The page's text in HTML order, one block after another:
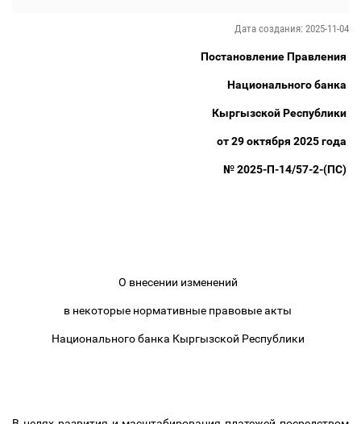
Дата создания: 2025-11-04
Постановление Правления
Национального банка
Кыргызской Республики
от 29 октября 2025 года
№ 2025-П-14/57-2-(ПС)
О внесении изменений
в некоторые нормативные правовые акты
Национального банка Кыргызской Республики